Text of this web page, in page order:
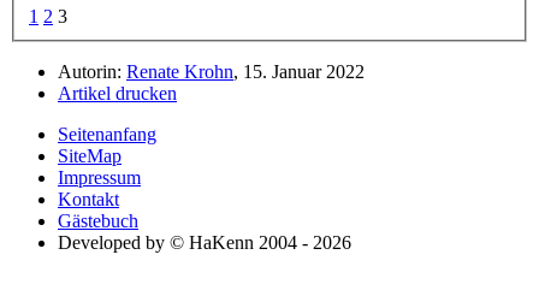
1 2 3
Autorin: Renate Krohn, 15. Januar 2022
Artikel drucken
Seitenanfang
SiteMap
Impressum
Kontakt
Gästebuch
Developed by © HaKenn 2004 - 2026